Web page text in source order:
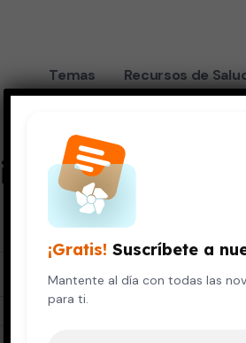
Temas Recursos de
insuficiencia
¡Gratis! Suscríbete a
Mantente al día con todas las
para ti.